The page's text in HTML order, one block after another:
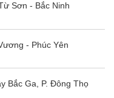
Sơn - Bắc Ninh
- Phúc Yên
Bắc Ga, P. Đông Thọ